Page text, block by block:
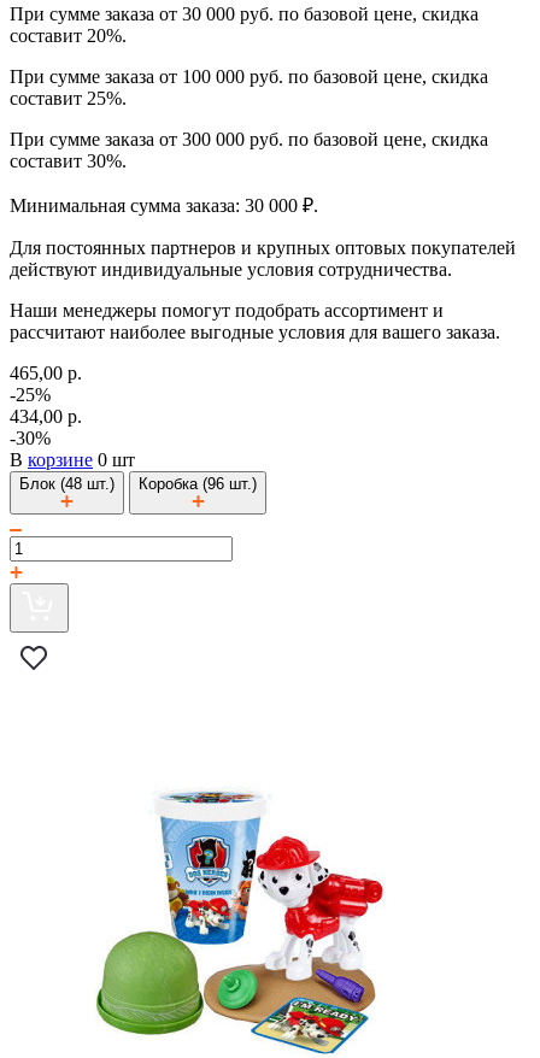
При сумме заказа от 30 000 руб. по базовой цене, скидка
составит 20%.
При сумме заказа от 100 000 руб. по базовой цене, скидка
составит 25%.
При сумме заказа от 300 000 руб. по базовой цене, скидка
составит 30%.
Минимальная сумма заказа: 30 000 ₽.
Для постоянных партнеров и крупных оптовых покупателей
действуют индивидуальные условия сотрудничества.
Наши менеджеры помогут подобрать ассортимент и
рассчитают наиболее выгодные условия для вашего заказа.
465,00 р.
-25%
434,00 р.
-30%
В корзине 0 шт
Блок (48 шт.) Коробка (96 шт.)